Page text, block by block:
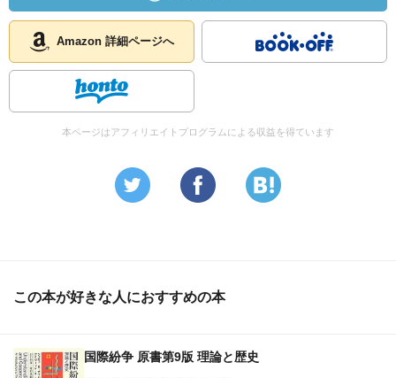
Amazon 詳細ページへ
本ページはアフィリエイトプログラムによる収益を得ています
この本が好きな人におすすめの本
国際紛争 原書第9版 理論と歴史